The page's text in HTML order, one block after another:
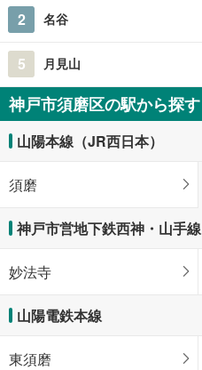
2 名谷
5 月見山
神戸市須磨区の駅から探す
山陽本線（JR西日本）
須磨
神戸市営地下鉄西神・山手線
妙法寺
山陽電鉄本線
東須磨